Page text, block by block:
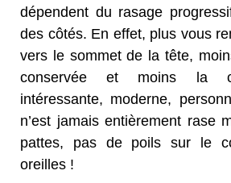
dépendent du rasage
des côtés. En effet, plus vous
vers le sommet de la tête,
conservée et moins la
intéressante, moderne,
n’est jamais entièrement rase
pattes, pas de poils sur le
oreilles !